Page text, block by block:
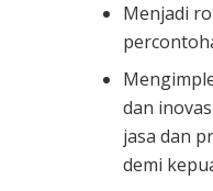
Menjadi
dan
jasa dan
demi